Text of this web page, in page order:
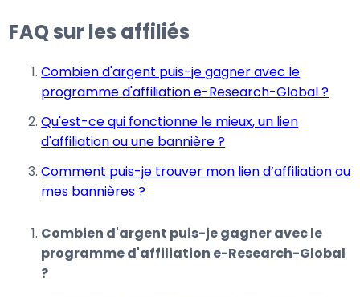
FAQ sur les affiliés
Combien d'argent puis-je gagner avec le
programme d'affiliation e-Research-Global ?
Qu'est-ce qui fonctionne le mieux, un lien
d'affiliation ou une bannière ?
Comment puis-je trouver mon lien d’affiliation ou
mes bannières ?
Combien d'argent puis-je gagner avec le
programme d'affiliation e-Research-Global
?